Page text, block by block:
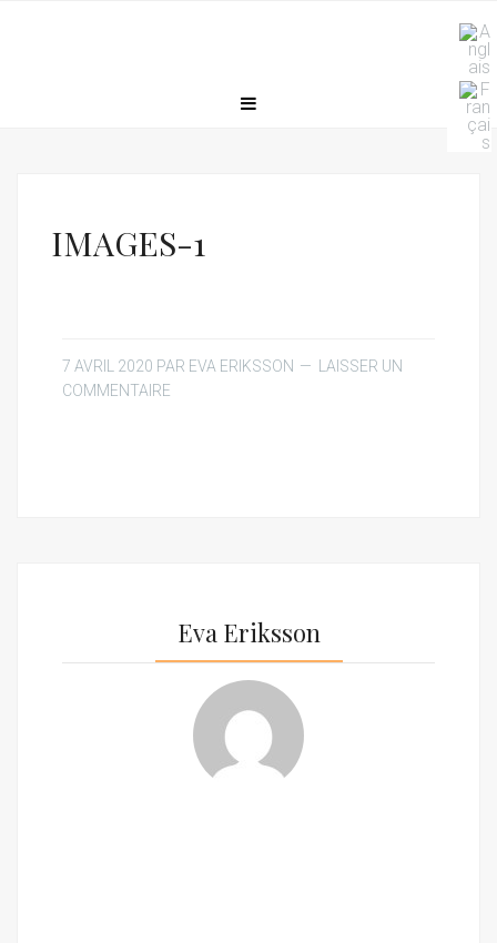
IMAGES-1
7 AVRIL 2020 PAR EVA ERIKSSON
LAISSER UN
COMMENTAIRE
Eva Eriksson